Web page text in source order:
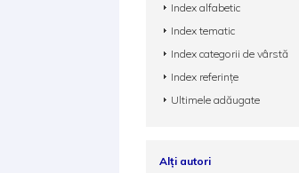
Index alfabetic
Index tematic
Index categorii de vârstă
Index referințe
Ultimele adăugate
Alți autori